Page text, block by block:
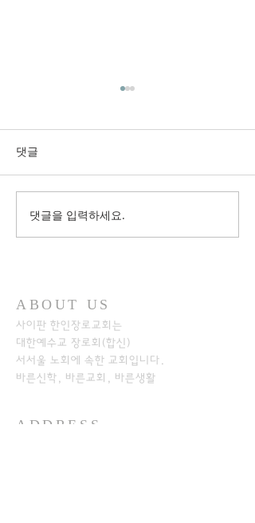
댓글
댓글을 입력하세요.
ABOUT US
사이판 한인장로교회는
대한예수교 장로회(합신)
서서울 노회에 속한 교회입니다.
바른신학, 바른교회, 바른생활
ADDRESS